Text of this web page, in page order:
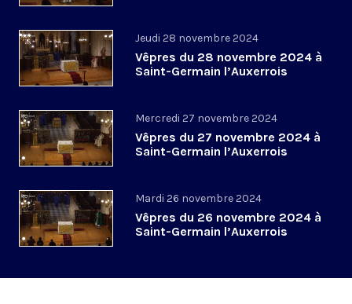
Jeudi 28 novembre 2024
Vêpres du 28 novembre 2024 à
Saint-Germain l’Auxerrois
Mercredi 27 novembre 2024
Vêpres du 27 novembre 2024 à
Saint-Germain l’Auxerrois
Mardi 26 novembre 2024
Vêpres du 26 novembre 2024 à
Saint-Germain l’Auxerrois